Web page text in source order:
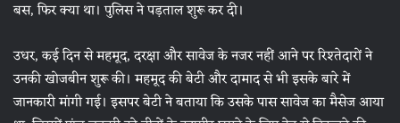
बस, फिर क्या था। पुलिस ने पड़ताल शुरू कर दी।
उधर, कई दिन से महमूद, दरक्षा और सावेज के नजर नहीं आने पर रिश्तेदारों ने
उनकी खोजबीन शुरू की। महमूद की बेटी और दामाद से भी इसके बारे में
जानकारी मांगी गई। इसपर बेटी ने बताया कि उसके पास सावेज का मैसेज आया